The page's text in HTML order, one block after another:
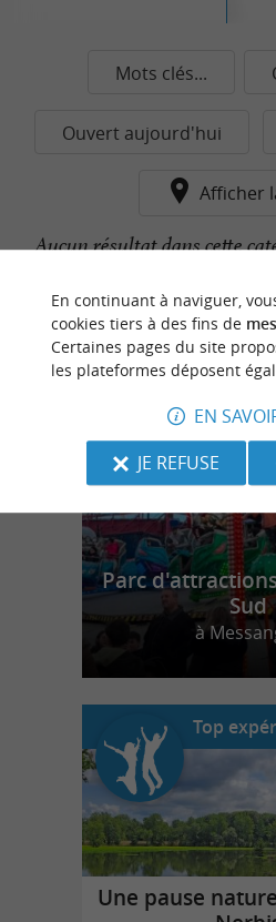
Mots clés...
Ouvert aujourd'hui
Afficher
Aucun résultat dans cette
Parc
Sud
à
Top
Une pause
En continuant à naviguer,
cookies tiers à des fins de
Certaines pages du site
les plateformes déposent
EN
JE REFUSE